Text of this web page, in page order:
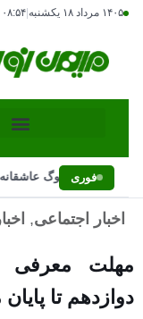
۱۴۰۵ مرداد ۱۸ یکشنبه ۰۸:۵۴
فوری
تجارت سوگ عاشقانه
اخبار اجتماعی,
مهلت معرفی
دوازدهم تا